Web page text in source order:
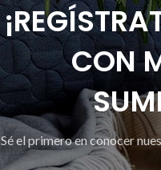
CON
Sé el primero en conocer
INICIOTIENDA
Inicio